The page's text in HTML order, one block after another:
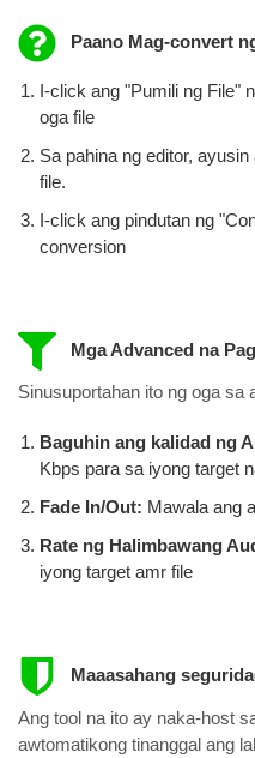
Paano Mag-convert
I-click ang "Pumili ng File"
oga file
Sa pahina ng editor,
file.
I-click ang pindutan ng
conversion
Mga Advanced na
Sinusuportahan ito ng oga sa
Baguhin ang kalidad ng
Kbps para sa iyong target
Fade In/Out: Mawala ang
Rate ng Halimbawang
iyong target amr file
Maaasahang
Ang tool na ito ay naka-host
awtomatikong tinanggal ang